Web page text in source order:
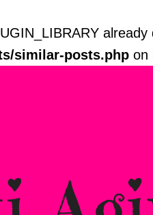
already
similar-posts.php on